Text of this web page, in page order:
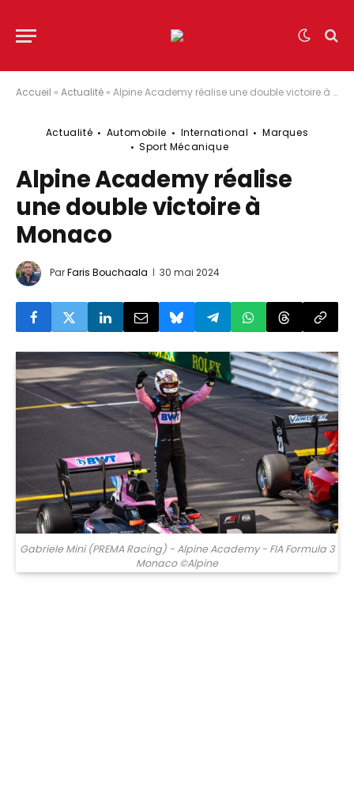
Accueil » Actualité » Alpine Academy réalise une double victoire à Monaco
Actualité Automobile International
Marques
Sport Mécanique
Alpine Academy réalise
une double victoire à
Monaco
ParFaris Bouchaala 30 mai 2024
Gabriele Mini (PREMA Racing) - Alpine Academy - FIA Formula 3
Monaco ©Alpine